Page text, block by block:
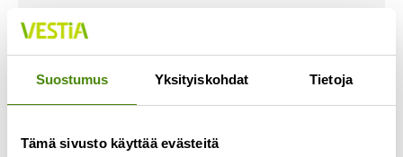
Suostumus Yksityiskohdat Tietoja
Tämä sivusto käyttää evästeitä
Uusi jätemaksutaksa on astunut voimaan 1.1.2024.
Uusi taksa ja sen mukaiset hinnat on nyt päivitetty